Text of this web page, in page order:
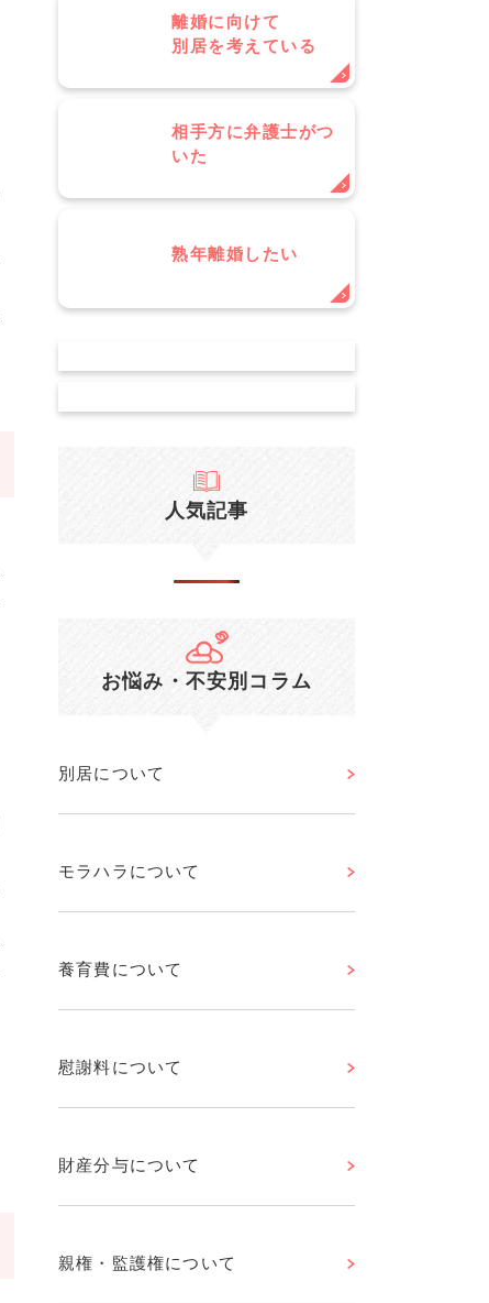
離婚に向けて
別居を考えている
相手方に弁護士がつ
いた
熟年離婚したい
人気記事
お悩み・不安別コラム
別居について
モラハラについて
養育費について
慰謝料について
財産分与について
親権・監護権について